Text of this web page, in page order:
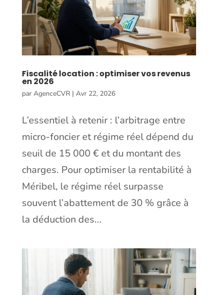
Fiscalité location : optimiser vos revenus
en 2026
par AgenceCVR| Avr 22, 2026
L’essentiel à retenir : l’arbitrage entre
micro-foncier et régime réel dépend du
seuil de 15 000 € et du montant des
charges. Pour optimiser la rentabilité à
Méribel, le régime réel surpasse
souvent l’abattement de 30 % grâce à
la déduction des...